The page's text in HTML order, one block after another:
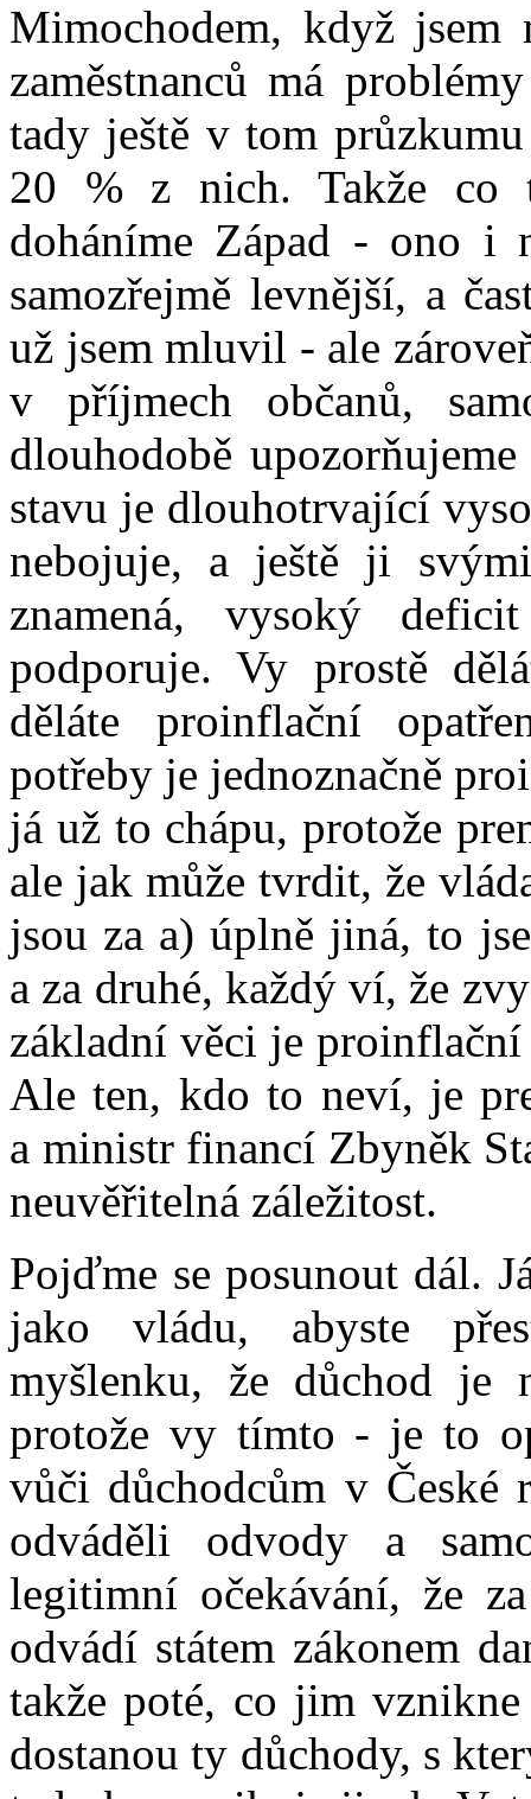
Mimochodem, když
zaměstnanců má
tady ještě v tom
20 % z nich. Takže co
doháníme Západ - ono i
samozřejmě levnější, a
už jsem mluvil - ale
v příjmech občanů,
dlouhodobě
stavu je dlouhotrvající
nebojuje, a ještě ji
znamená, vysoký
podporuje. Vy prostě
děláte proinflační
potřeby je jednoznačně
já už to chápu, protože
ale jak může tvrdit, že
jsou za a) úplně jiná, to
a za druhé, každý ví, že
základní věci je
Ale ten, kdo to neví, je
a ministr financí Zbyněk
neuvěřitelná záležitost.
Pojďme se posunout dál.
jako vládu, abyste
myšlenku, že důchod je
protože vy tímto - je to
vůči důchodcům v České
odváděli odvody a
legitimní očekávání, že
odvádí státem zákonem
takže poté, co jim
dostanou ty důchody, s